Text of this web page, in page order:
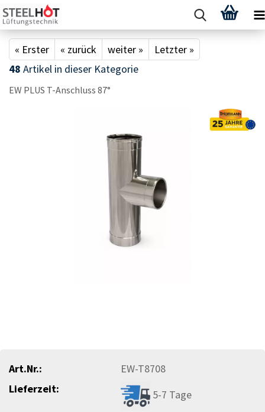
« Erster « zurück weiter »
Letzter »
48 Artikel in dieser Kategorie
EW PLUS T-​Anschluss 87°
Art.Nr.:
EW-T8708
Lieferzeit:
5-7 Tage